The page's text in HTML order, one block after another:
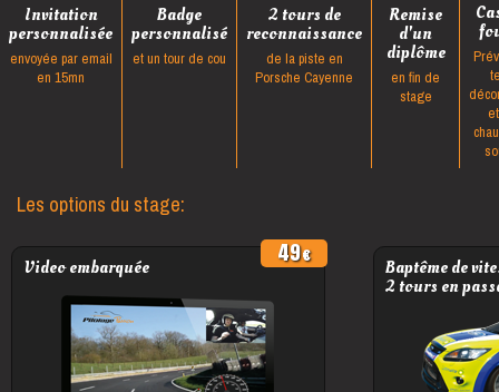
Invitation
personnalisée
envoyée par email
en 15mn
Badge
personnalisé
et un tour de cou
2 tours de
reconnaissance
de la piste en
Porsche Cayenne
Remise
d'un
diplôme
en fin de
stage
Les options du stage:
Video embarquée
49
Baptême de
2 tours en